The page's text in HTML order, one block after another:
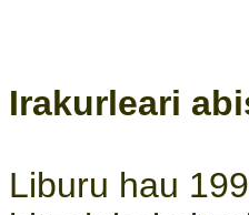
Irakurleari
Liburu hau